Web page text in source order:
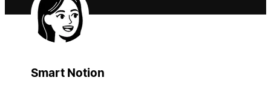
Smart Notion